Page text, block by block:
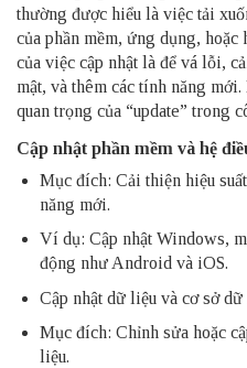
thường được hiểu là việc tải
của phần mềm, ứng dụng,
của việc cập nhật là để vá lỗi,
mật, và thêm các tính năng
quan trọng của “update” trong
Cập nhật phần mềm và hệ
Mục đích: Cải thiện hiệu
năng mới.
Ví dụ: Cập nhật Windows,
động như Android và iOS.
Cập nhật dữ liệu và cơ sở dữ
Mục đích: Chỉnh sửa hoặc
liệu.